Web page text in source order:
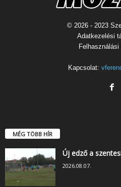
© 2026 - 2023
Adatkezelési
Felhasználási
Kapcsolat:
MÉG TÖBB HÍR
Új edző a
2026.08.07.